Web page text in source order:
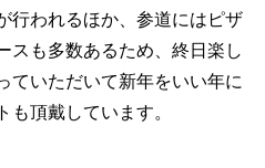
行われるほか、参道にはピザ
スも多数あるため、終日楽し
ていただいて新年をいい年に
も頂戴しています。